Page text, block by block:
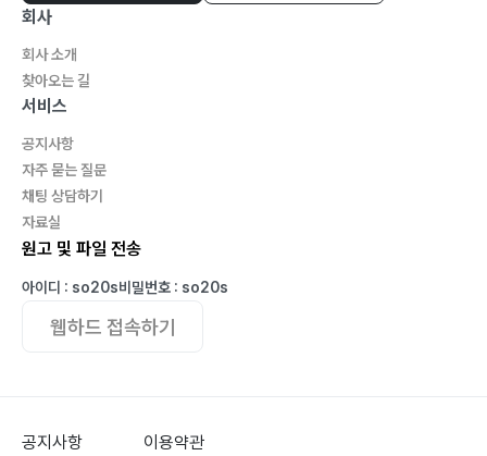
할머니의 보청기_130 / 재봉틀 하나로_131 / 비 내리고
나면_132 / 뿌리 깊은 나무_133 / 구슬치기 놀이_134 /
다 보물이다_135 / 아빠의 하루_136 / 상추와 깻잎_137 /
손가락 글씨_138 / 참깨와 들깨_139 / 방울토마토_140 /
내 맘대로_141 / 하느님은 아신다_142
제3부 퇴계 이황의 초상화
무와 당근_144 / 최선을 다했나?_145 / 역사의 DMZ
_146 / 한여름 밤 바닷가_147 / 바늘과 실_148 / 나무와
숲_149 / 현미경과 망원경_150 / 우리들의 운동장_151 /
_160 / 퇴계 이황의 초상화_161 / 고운 생각 예쁜 생각
회사
회사 소개
찾아오는 길
서비스
공지사항
자주 묻는 질문
채팅 상담하기
자료실
원고 및 파일 전송
아이디 : so20s비밀번호 : so20s
웹하드 접속하기
공지사항 이용약관